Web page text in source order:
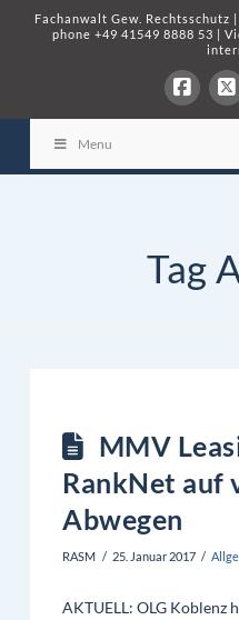
Fachanwalt Gew. Rechtsschutz
phone+49 41549 8888 53 |
Menu
Tag
MMV
RankNet auf
Abwegen
RASM 25. Januar 2017
AKTUELL: OLG Koblenz